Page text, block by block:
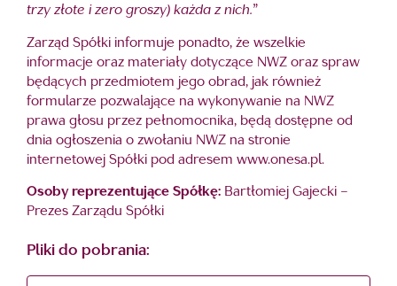
trzy złote i zero groszy) każda z nich.”
Zarząd Spółki informuje ponadto, że wszelkie
informacje oraz materiały dotyczące NWZ oraz spraw
będących przedmiotem jego obrad, jak również
formularze pozwalające na wykonywanie na NWZ
prawa głosu przez pełnomocnika, będą dostępne od
dnia ogłoszenia o zwołaniu NWZ na stronie
internetowej Spółki pod adresem www.onesa.pl.
Osoby reprezentujące Spółkę: Bartłomiej Gajecki –
Prezes Zarządu Spółki
Pliki do pobrania: